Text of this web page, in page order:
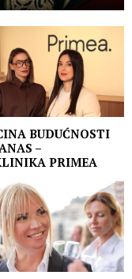
BUDUĆNOSTI
–
PRIMEA